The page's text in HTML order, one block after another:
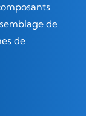
de
de